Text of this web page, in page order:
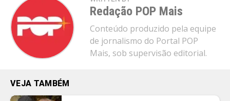
Redação POP Mais
Conteúdo produzido pela equipe
de jornalismo do Portal POP
Mais, sob supervisão editorial.
VEJA TAMBÉM